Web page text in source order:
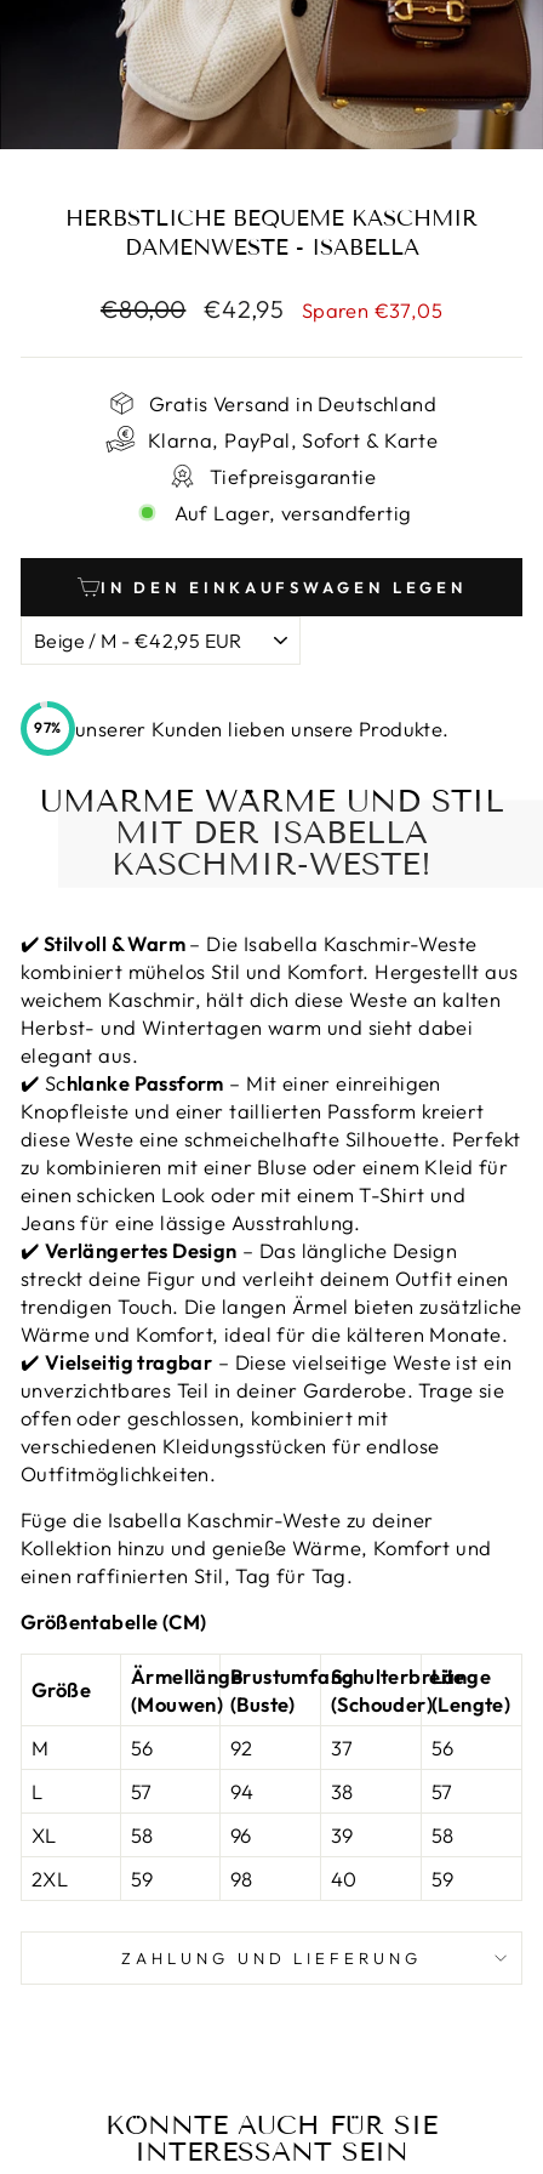
HERBSTLICHE BEQUEME KASCHMIR
DAMENWESTE - ISABELLA
Normaler
€80,00 Sonderpreis
€42,95 Sparen €37,05
Gratis Versand in Deutschland
Klarna, PayPal, Sofort & Karte
Tiefpreisgarantie
Auf Lager, versandfertig
IN DEN EINKAUFSWAGEN LEGEN
97% unserer Kunden lieben unsere Produkte.
UMARME WÄRME UND STIL
MIT DER ISABELLA
KASCHMIR-WESTE!
✔️Stilvoll & Warm– Die Isabella Kaschmir-Weste
kombiniert mühelos Stil und Komfort. Hergestellt aus
weichem Kaschmir, hält dich diese Weste an kalten
Herbst- und Wintertagen warm und sieht dabei
elegant aus.
✔️ Schlanke Passform – Mit einer einreihigen
Knopfleiste und einer taillierten Passform kreiert
diese Weste eine schmeichelhafte Silhouette. Perfekt
zu kombinieren mit einer Bluse oder einem Kleid für
einen schicken Look oder mit einem T-Shirt und
Jeans für eine lässige Ausstrahlung.
✔️ Verlängertes Design – Das längliche Design
streckt deine Figur und verleiht deinem Outfit einen
trendigen Touch. Die langen Ärmel bieten zusätzliche
Wärme und Komfort, ideal für die kälteren Monate.
✔️ Vielseitig tragbar – Diese vielseitige Weste ist ein
unverzichtbares Teil in deiner Garderobe. Trage sie
offen oder geschlossen, kombiniert mit
verschiedenen Kleidungsstücken für endlose
Outfitmöglichkeiten.
Füge die Isabella Kaschmir-Weste zu deiner
Kollektion hinzu und genieße Wärme, Komfort und
einen raffinierten Stil, Tag für Tag.
Größentabelle (CM)
Größe
Ärmellänge
(Mouwen)
Brustumfang
(Buste)
Schulterbreite
(Schouder)
Länge
(Lengte)
M
56 92 37
56
L
57 94 38
57
XL
58 96 39
58
2XL
59 98 40 59
ZAHLUNG UND LIEFERUNG
KÖNNTE AUCH FÜR SIE
INTERESSANT SEIN